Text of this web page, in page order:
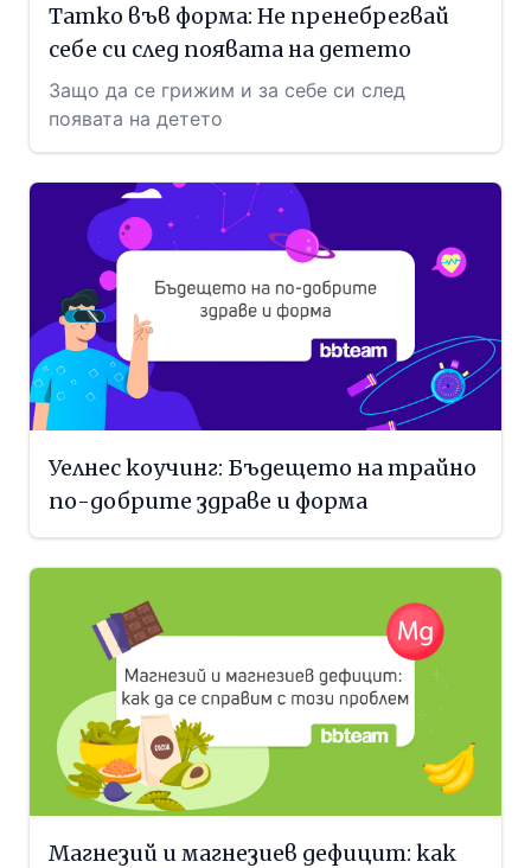
Татко във форма: Не пренебрегвай
себе си след появата на детето
Защо да се грижим и за себе си след
появата на детето
Уелнес коучинг: Бъдещето на трайно
по-добрите здраве и форма
Магнезий и магнезиев дефицит: как